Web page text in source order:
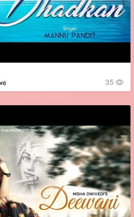
35